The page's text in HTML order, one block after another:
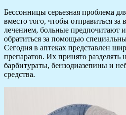
Бессонницы серьезная проблема
вместо того, чтобы отправиться
лечением, больные предпочитают
обратиться за помощью
Сегодня в аптеках представлен
препаратов. Их принято разделять
барбитураты, бензодиазепины и
средства.